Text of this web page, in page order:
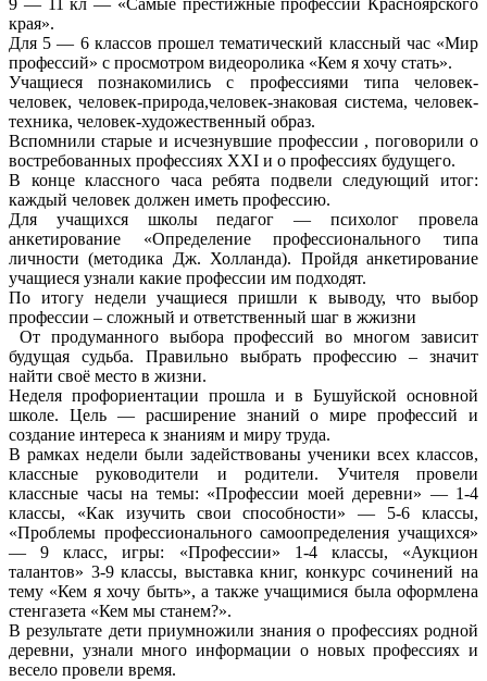
9 — 11 кл — «Самые престижные профессии Красноярского
края».
Для 5 — 6 классов прошел тематический классный час «Мир
профессий» с просмотром видеоролика «Кем я хочу стать».
Учащиеся познакомились с профессиями типа человек-
человек, человек-природа,человек-знаковая система, человек-
техника, человек-художественный образ.
Вспомнили старые и исчезнувшие профессии , поговорили о
востребованных профессиях XXI и о профессиях будущего.
В конце классного часа ребята подвели следующий итог:
каждый человек должен иметь профессию.
Для учащихся школы педагог — психолог провела
анкетирование «Определение профессионального типа
личности (методика Дж. Холланда). Пройдя анкетирование
учащиеся узнали какие профессии им подходят.
По итогу недели учащиеся пришли к выводу, что выбор
профессии – сложный и ответственный шаг в жжизни
От продуманного выбора профессий во многом зависит
будущая судьба. Правильно выбрать профессию – значит
найти своё место в жизни.
Неделя профориентации прошла и в Бушуйской основной
школе. Цель — расширение знаний о мире профессий и
создание интереса к знаниям и миру труда.
В рамках недели были задействованы ученики всех классов,
классные руководители и родители. Учителя провели
классные часы на темы: «Профессии моей деревни» — 1-4
классы, «Как изучить свои способности» — 5-6 классы,
«Проблемы профессионального самоопределения учащихся»
— 9 класс, игры: «Профессии» 1-4 классы, «Аукцион
талантов» 3-9 классы, выставка книг, конкурс сочинений на
тему «Кем я хочу быть», а также учащимися была оформлена
стенгазета «Кем мы станем?».
В результате дети приумножили знания о профессиях родной
деревни, узнали много информации о новых профессиях и
весело провели время.